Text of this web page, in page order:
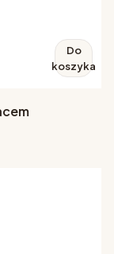
Do
koszyka